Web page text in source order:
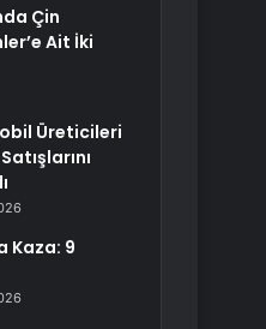
Çin
Ait İki
Üreticileri
Kaza: 9